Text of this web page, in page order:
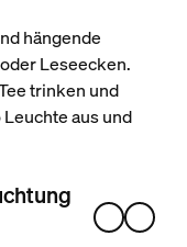
hängende
Leseecken.
trinken und
aus und